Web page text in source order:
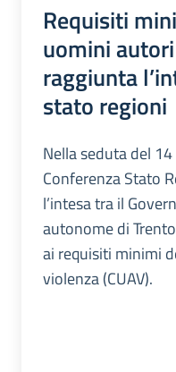
Requisiti
uomini
raggiunta
stato regioni
Nella seduta del
Conferenza Stato
l’intesa tra il
autonome di
ai requisiti minimi
violenza (CUAV).